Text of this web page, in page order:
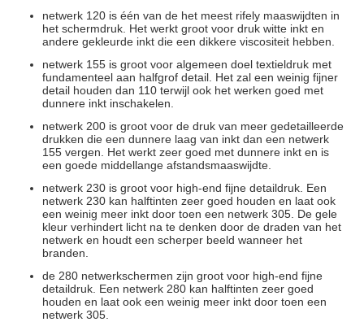
netwerk 120 is één van de het meest rifely maaswijdten in
het schermdruk. Het werkt groot voor druk witte inkt en
andere gekleurde inkt die een dikkere viscositeit hebben.
netwerk 155 is groot voor algemeen doel textieldruk met
fundamenteel aan halfgrof detail. Het zal een weinig fijner
detail houden dan 110 terwijl ook het werken goed met
dunnere inkt inschakelen.
netwerk 200 is groot voor de druk van meer gedetailleerde
drukken die een dunnere laag van inkt dan een netwerk
155 vergen. Het werkt zeer goed met dunnere inkt en is
een goede middellange afstandsmaaswijdte.
netwerk 230 is groot voor high-end fijne detaildruk. Een
netwerk 230 kan halftinten zeer goed houden en laat ook
een weinig meer inkt door toen een netwerk 305. De gele
kleur verhindert licht na te denken door de draden van het
netwerk en houdt een scherper beeld wanneer het
branden.
de 280 netwerkschermen zijn groot voor high-end fijne
detaildruk. Een netwerk 280 kan halftinten zeer goed
houden en laat ook een weinig meer inkt door toen een
netwerk 305.